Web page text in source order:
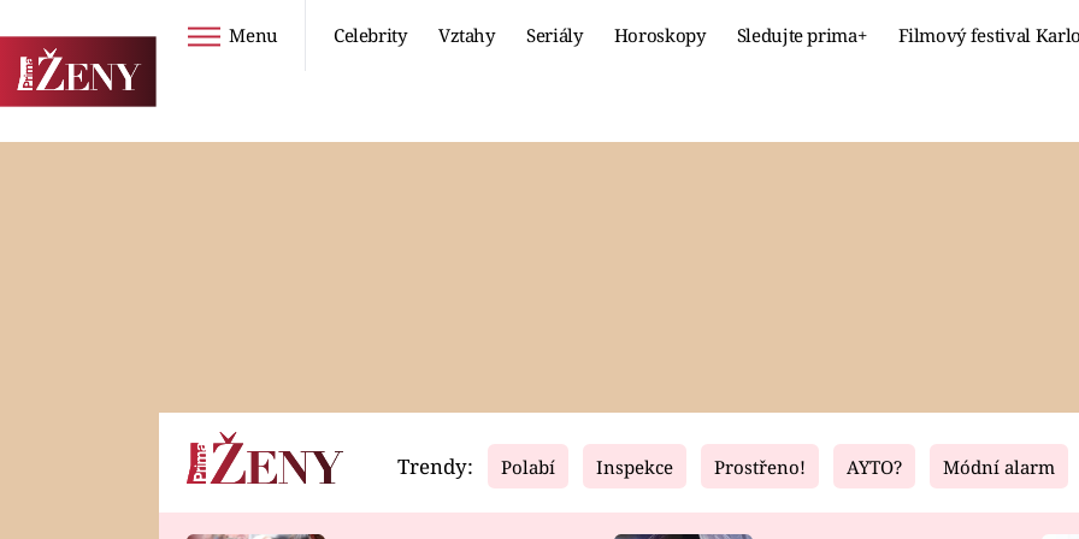
Menu Celebrity Vztahy Seriály Horoskopy Sledujte prima+ Filmový festival
Horoskopy Video Fresh Living
Trendy: Polabí Inspekce Prostřeno! AYTO? Módní alarm